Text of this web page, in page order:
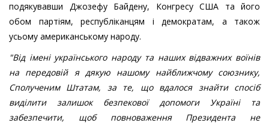
подякувавши Джозефу Байдену, Конгресу США та його
обом партіям, республіканцям і демократам, а також
усьому американському народу.
"Від імені українського народу та наших відважних воїнів
на передовій я дякую нашому найближчому союзнику,
Сполученим Штатам, за те, що вдалося знайти спосіб
виділити залишок безпекової допомоги Україні та
забезпечити, щоб повноваження Президента не